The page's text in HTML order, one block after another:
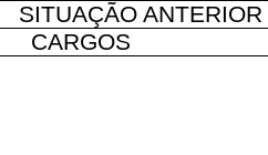
SITUAÇÃO ANTERIOR
CARGOS